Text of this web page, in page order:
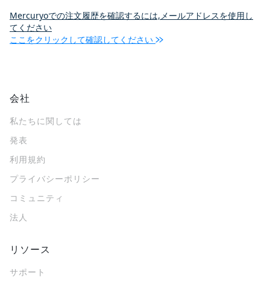
Mercuryoでの注文履歴を確認するには,メールアドレスを使用し
てください
ここをクリックして確認してください
会社
私たちに関しては
発表
利用規約
プライバシーポリシー
コミュニティ
法人
リソース
サポート